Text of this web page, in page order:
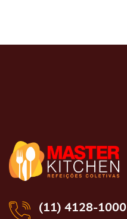
(11) 4128-1000